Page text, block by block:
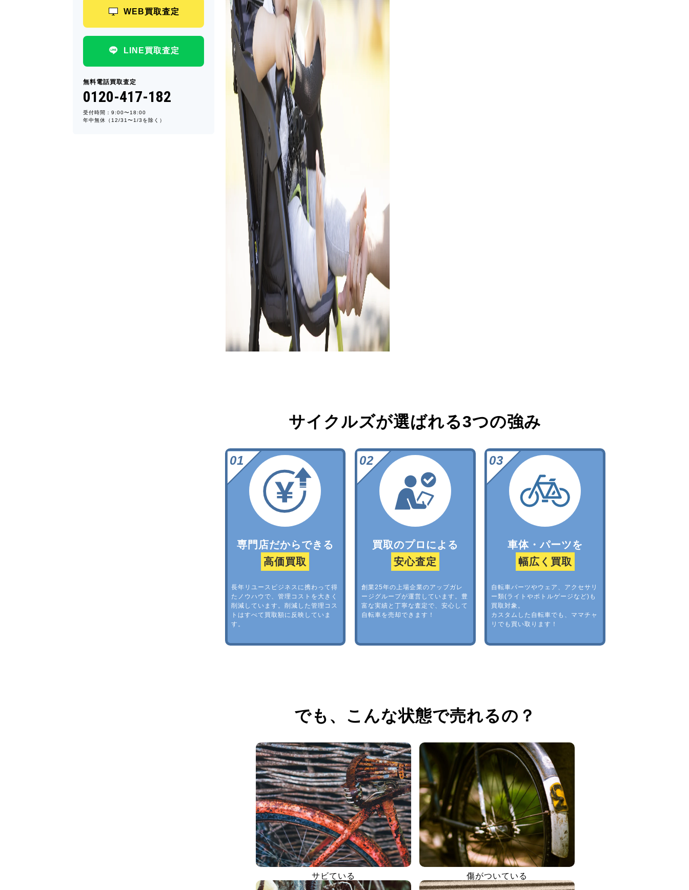
サイクルズが選ばれる3つの強み
専門店だからできる
高価買取
長年リユースビジネスに携わって得
たノウハウで、管理コストを大きく
削減しています。削減した管理コス
トはすべて買取額に反映していま
す。
買取のプロによる
安心査定
創業25年の上場企業のアップガレ
ージグループが運営しています。豊
富な実績と丁寧な査定で、安心して
自転車を売却できます！
車体・パーツを
幅広く買取
自転車パーツやウェア、アクセサリ
ー類(ライトやボトルゲージなど)も
買取対象。
カスタムした自転車でも、ママチャ
リでも買い取ります！
でも、 こんな状態で売れるの？
サビている 傷がついている
WEB買取査定
LINE買取査定
無料電話買取査定
0120-417-182
受付時間：9:00〜18:00
年中無休（12/31〜1/3を除く）